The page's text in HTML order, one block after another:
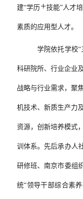
建“学历 +技能”人才
素质的应用型人才。
学院依托学校“
科研院所、行业企业
战略与行业需求，聚
机技术、新质生产力
资源，创新培养模式
训体系。先后承办人
研修班、南京市委组
统“领导干部综合素